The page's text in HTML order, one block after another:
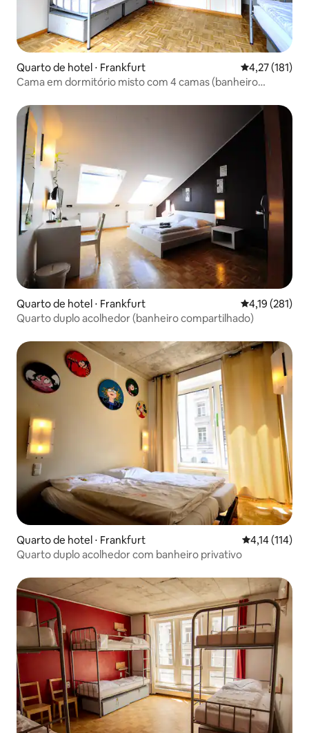
Quarto de hotel ⋅ Frankfurt 4,27 de uma
4,27 (181)
Cama em dormitório misto com 4 camas (banheiro
Quarto de hotel ⋅ Frankfurt 4,19 de uma
4,19 (281)
Quarto duplo acolhedor (banheiro compartilhado)
Quarto de hotel ⋅ Frankfurt 4,14 de uma
4,14 (114)
Quarto duplo acolhedor com banheiro privativo